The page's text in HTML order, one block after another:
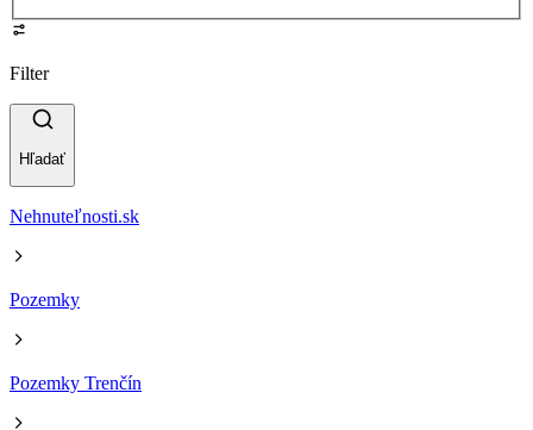
Filter
Hľadať
Nehnuteľnosti.sk
Pozemky
Pozemky Trenčín